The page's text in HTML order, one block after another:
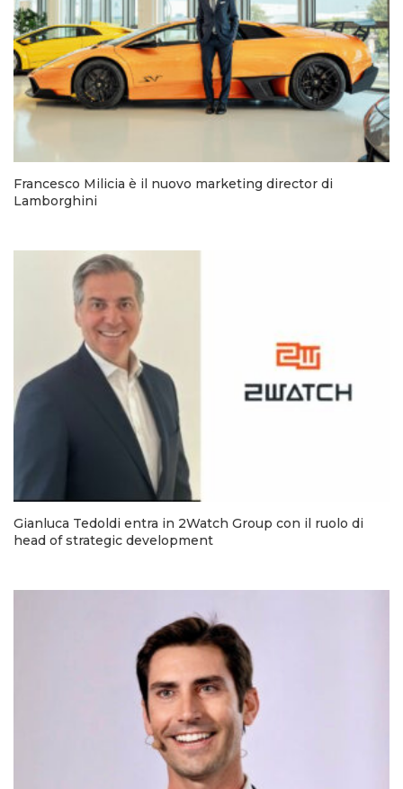
Francesco Milicia è il nuovo marketing director di
Lamborghini
Gianluca Tedoldi entra in 2Watch Group con il ruolo di
head of strategic development